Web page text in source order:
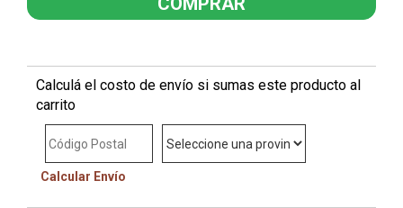
Calculá el costo de envío si sumas este producto al
carrito
Calcular Envío